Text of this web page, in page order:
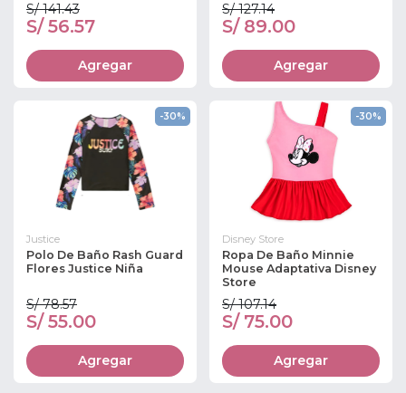
S/ 141.43
S/ 56.57
Agregar
S/ 127.14
S/ 89.00
Agregar
-30%
Justice
Polo De Baño Rash Guard
Flores Justice Niña
S/ 78.57
S/ 55.00
Agregar
-30%
Disney Store
Ropa De Baño Minnie
Mouse Adaptativa Disney
Store
S/ 107.14
S/ 75.00
Agregar